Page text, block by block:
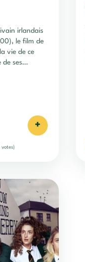
irlandais
le film de
vie de ce
ses
+